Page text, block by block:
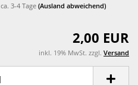
ca. 3-4 Tage(Ausland abweichend)
2,00 EUR
inkl. 19% MwSt. zzgl. Versand